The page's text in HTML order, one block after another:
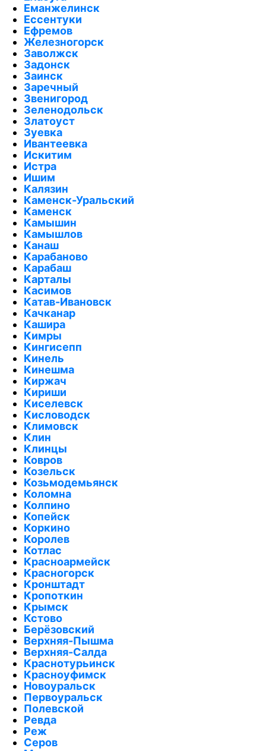
Еманжелинск
Ессентуки
Ефремов
Железногорск
Заволжск
Задонск
Заинск
Заречный
Звенигород
Зеленодольск
Златоуст
Зуевка
Ивантеевка
Искитим
Истра
Ишим
Калязин
Каменск-Уральский
Каменск
Камышин
Камышлов
Канаш
Карабаново
Карабаш
Карталы
Касимов
Катав-Ивановск
Качканар
Кашира
Кимры
Кингисепп
Кинель
Кинешма
Киржач
Кириши
Киселевск
Кисловодск
Климовск
Клин
Клинцы
Ковров
Козельск
Козьмодемьянск
Коломна
Колпино
Копейск
Коркино
Королев
Котлас
Красноармейск
Красногорск
Кронштадт
Кропоткин
Крымск
Кстово
Берёзовский
Верхняя-Пышма
Верхняя-Салда
Краснотурьинск
Красноуфимск
Новоуральск
Первоуральск
Полевской
Ревда
Реж
Серов